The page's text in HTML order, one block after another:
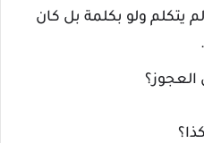
يتكلم ولو بكلمة بل كان